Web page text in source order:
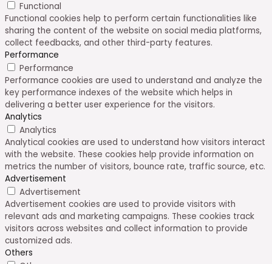
Functional
Functional cookies help to perform certain functionalities like
sharing the content of the website on social media platforms,
collect feedbacks, and other third-party features.
Performance
Performance
Performance cookies are used to understand and analyze the
key performance indexes of the website which helps in
delivering a better user experience for the visitors.
Analytics
Analytics
Analytical cookies are used to understand how visitors interact
with the website. These cookies help provide information on
metrics the number of visitors, bounce rate, traffic source, etc.
Advertisement
Advertisement
Advertisement cookies are used to provide visitors with
relevant ads and marketing campaigns. These cookies track
visitors across websites and collect information to provide
customized ads.
Others